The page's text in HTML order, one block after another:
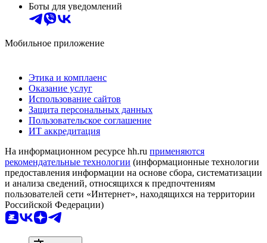
Боты для уведомлений
Мобильное приложение
Этика и комплаенс
Оказание услуг
Использование сайтов
Защита персональных данных
Пользовательское соглашение
ИТ аккредитация
На информационном ресурсе hh.ru применяются
рекомендательные технологии (информационные технологии
предоставления информации на основе сбора, систематизации
и анализа сведений, относящихся к предпочтениям
пользователей сети «Интернет», находящихся на территории
Российской Федерации)